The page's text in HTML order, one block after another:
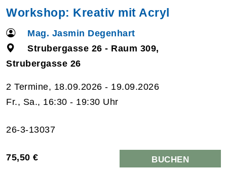
Workshop: Kreativ mit Acryl
Mag. Jasmin Degenhart
Strubergasse 26 - Raum 309,
Strubergasse 26
2 Termine, 18.09.2026 - 19.09.2026
Fr., Sa., 16:30 - 19:30 Uhr
26-3-13037
75,50 € BUCHEN